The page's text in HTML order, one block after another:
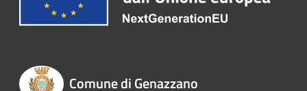
Comune di Genazzano